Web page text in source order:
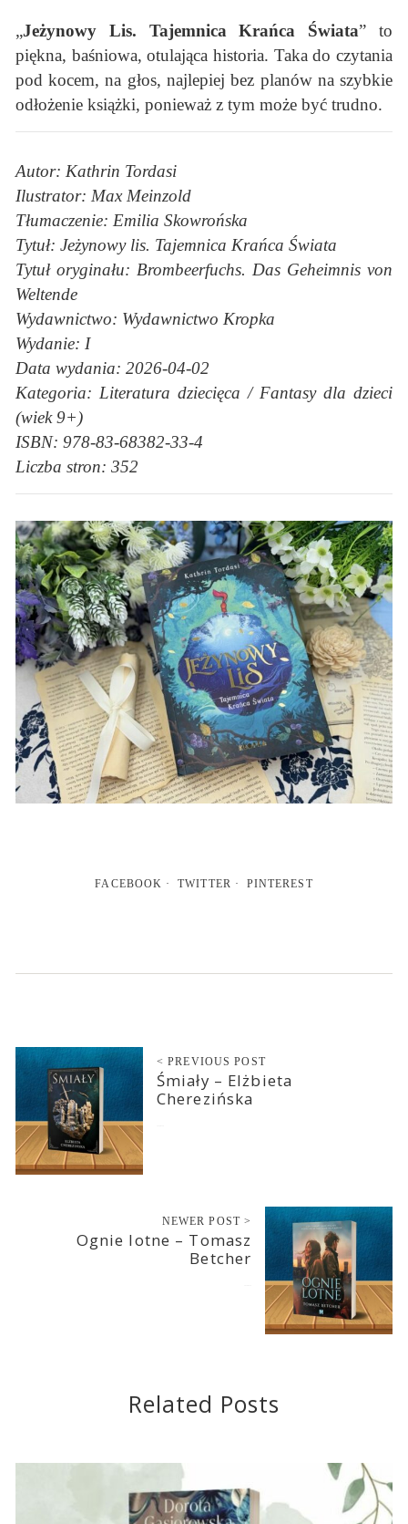
„Jeżynowy Lis. Tajemnica Krańca Świata” to
piękna, baśniowa, otulająca historia. Taka do czytania
pod kocem, na głos, najlepiej bez planów na szybkie
odłożenie książki, ponieważ z tym może być trudno.
Autor: Kathrin Tordasi
Ilustrator: Max Meinzold
Tłumaczenie: Emilia Skowrońska
Tytuł: Jeżynowy lis. Tajemnica Krańca Świata
Tytuł oryginału: Brombeerfuchs. Das Geheimnis von
Weltende
Wydawnictwo: Wydawnictwo Kropka
Wydanie: I
Data wydania: 2026-04-02
Kategoria: Literatura dziecięca / Fantasy dla dzieci
(wiek 9+)
ISBN: 978-83-68382-33-4
Liczba stron: 352
FACEBOOK TWITTER PINTEREST
< PREVIOUS POST
Śmiały – Elżbieta
Cherezińska
NEWER POST >
Ognie lotne – Tomasz
Betcher
Related Posts